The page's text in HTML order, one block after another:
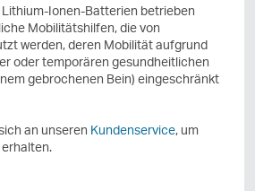
Lithium-Ionen-Batterien betrieben
Mobilitätshilfen, die von
werden, deren Mobilität aufgrund
oder temporären gesundheitlichen
gebrochenen Bein) eingeschränkt
an unseren Kundenservice, um